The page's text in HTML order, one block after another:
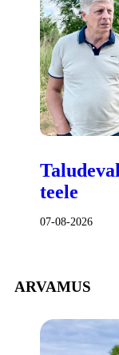
teele
07-08-2026
ARVAMUS